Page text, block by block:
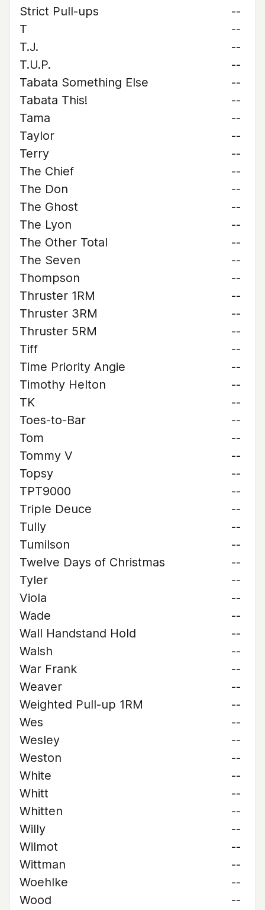
Strict Pull-ups
--
T
--
T.J.
--
T.U.P.
--
Tabata Something Else
--
Tabata This!
--
Tama
--
Taylor
--
Terry
--
The Chief
--
The Don
--
The Ghost
--
The Lyon
--
The Other Total
--
The Seven
--
Thompson
--
Thruster 1RM
--
Thruster 3RM
--
Thruster 5RM
--
Tiff
--
Time Priority Angie
--
Timothy Helton
--
TK
--
Toes-to-Bar
--
Tom
--
Tommy V
--
Topsy
--
TPT9000
--
Triple Deuce
--
Tully
--
Tumilson
--
Twelve Days of Christmas
--
Tyler
--
Viola
--
Wade
--
Wall Handstand Hold
--
Walsh
--
War Frank
--
Weaver
--
Weighted Pull-up 1RM
--
Wes
--
Wesley
--
Weston
--
White
--
Whitt
--
Whitten
--
Willy
--
Wilmot
--
Wittman
--
Woehlke
--
Wood
--